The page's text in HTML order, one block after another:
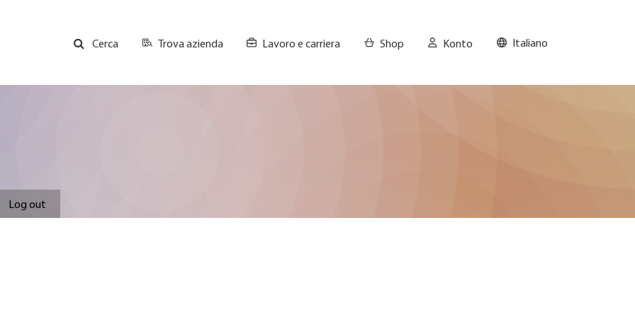
Cerca
GH
Trova azienda Lavoro e carriera Shop Konto Italiano
Log out